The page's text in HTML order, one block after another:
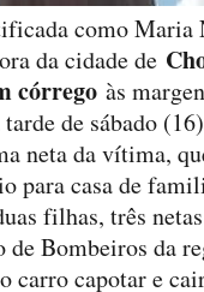
como Maria
da cidade de
córrego às
tarde de sábado
neta da vítima,
para casa de
filhas, três
de Bombeiros da
carro capotar e